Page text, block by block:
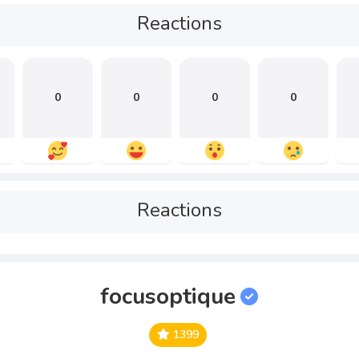
Reactions
0 0 0 0
Reactions
focusoptique
1399